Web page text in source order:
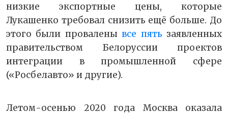
низкие экспортные цены, которые
Лукашенко требовал снизить ещё больше. До
этого были проваленывсе пять заявленных
правительством Белоруссии проектов
интеграции в промышленной сфере
(«Росбелавто» и другие).
Летом-осенью 2020 года Москва оказала